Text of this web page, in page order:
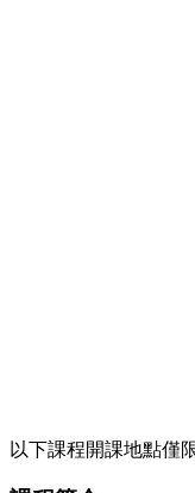
以下課程開課地點僅